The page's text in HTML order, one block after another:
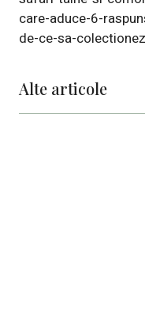
Alte articole
care-aduce-6-
de-ce-sa-